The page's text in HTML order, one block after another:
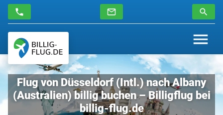
Flug von Düsseldorf (Intl.) nach Albany
(Australien) billig buchen – Billigflug bei
billig-flug.de